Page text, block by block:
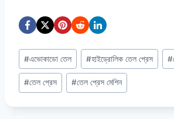
Post
Tags:
#এভোকাডো তেল #হাইড্রোলিক তেল প্রেস #
#তেল প্রেস #তেল প্রেস মেশিন